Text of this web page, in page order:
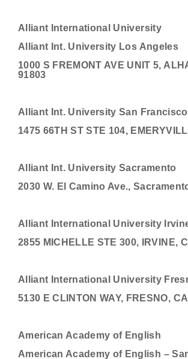
Alliant International University
Alliant Int. University Los Angeles
1000 S FREMONT AVE UNIT 5,
91803
Alliant Int. University San Francisco
1475 66TH ST STE 104,
Alliant Int. University Sacramento
2030 W. El Camino Ave.,
Alliant International University
2855 MICHELLE STE 300, IRVINE,
Alliant International University
5130 E CLINTON WAY, FRESNO,
American Academy of English
American Academy of English –